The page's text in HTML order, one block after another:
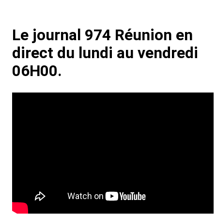
Le journal 974 Réunion en
direct du lundi au vendredi
06H00.